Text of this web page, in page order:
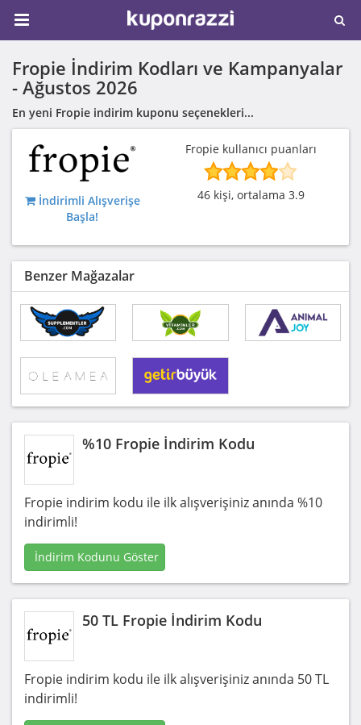
Fropie İndirim Kodları ve Kampanyalar
- Ağustos 2026
En yeni Fropie indirim kuponu seçenekleri...
İndirimli Alışverişe
Başla!
Fropie kullanıcı puanları
46 kişi, ortalama 3.9
Benzer Mağazalar
%10 Fropie İndirim Kodu
Fropie indirim kodu ile ilk alışverişiniz anında %10
indirimli!
İndirim Kodunu Göster
50 TL Fropie İndirim Kodu
Fropie indirim kodu ile ilk alışverişiniz anında 50 TL
indirimli!